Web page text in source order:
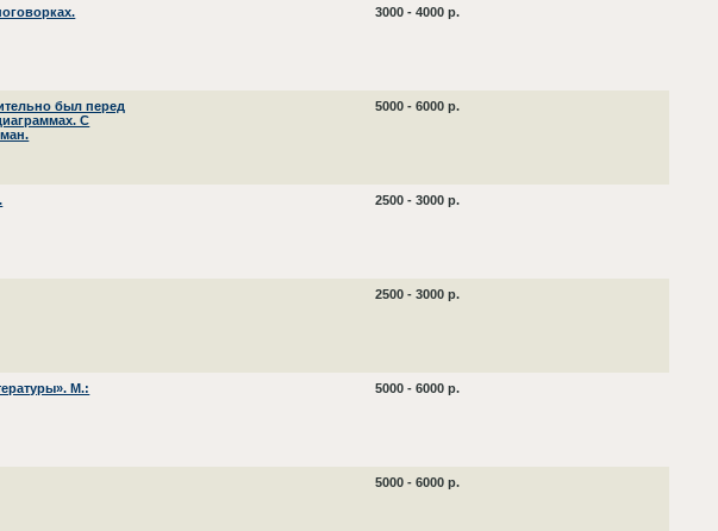
3000 - 4000 р.
был перед
С
5000 - 6000 р.
2500 - 3000 р.
2500 - 3000 р.
М.:
5000 - 6000 р.
5000 - 6000 р.